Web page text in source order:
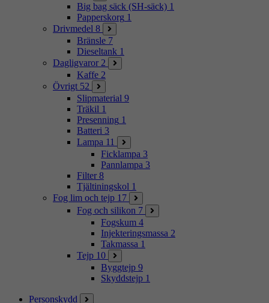
Big bag säck (SH-säck) 1
Papperskorg 1
Drivmedel 8
Bränsle 7
Dieseltank 1
Dagligvaror 2
Kaffe 2
Övrigt 52
Slipmaterial 9
Träkil 1
Presenning 1
Batteri 3
Lampa 11
Ficklampa 3
Pannlampa 3
Filter 8
Tjältiningskol 1
Fog lim och tejp 17
Fog och silikon 7
Fogskum 4
Injekteringsmassa 2
Takmassa 1
Tejp 10
Byggtejp 9
Skyddstejp 1
Personskydd